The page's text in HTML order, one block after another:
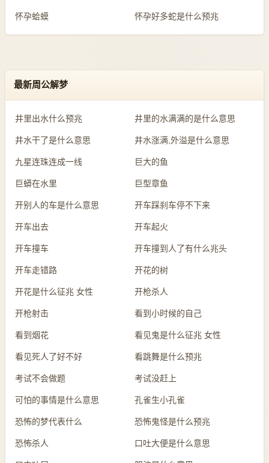
怀孕蛤蟆 怀孕好多蛇是什么预兆
最新周公解梦
井里出水什么预兆 井里的水满满的是什么意思
井水干了是什么意思 井水涨满,外溢是什么意思
九星连珠连成一线 巨大的鱼
巨蟒在水里 巨型章鱼
开别人的车是什么意思 开车踩刹车停不下来
开车出去 开车起火
开车撞车 开车撞到人了有什么兆头
开车走错路 开花的树
开花是什么征兆 女性 开枪杀人
开枪射击 看到小时候的自己
看到烟花 看见鬼是什么征兆 女性
看见死人了好不好 看跳舞是什么预兆
考试不会做题 考试没赶上
可怕的事情是什么意思 孔雀生小孔雀
恐怖的梦代表什么 恐怖鬼怪是什么预兆
恐怖杀人 口吐大便是什么意思